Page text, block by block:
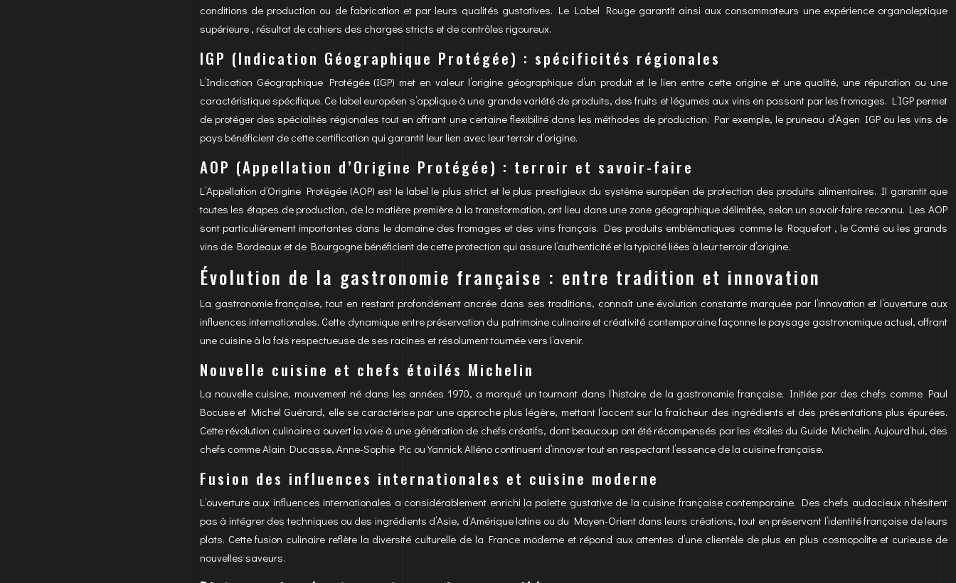
conditions de production ou de fabrication et par leurs qualités gustatives. Le Label Rouge garantit ainsi aux consommateurs une expérience organoleptique
supérieure , résultat de cahiers des charges stricts et de contrôles rigoureux.
IGP (Indication Géographique Protégée) : spécificités régionales
L’Indication Géographique Protégée (IGP) met en valeur l’origine géographique d’un produit et le lien entre cette origine et une qualité, une réputation ou une
caractéristique spécifique. Ce label européen s’applique à une grande variété de produits, des fruits et légumes aux vins en passant par les fromages. L’IGP permet
de protéger des spécialités régionales tout en offrant une certaine flexibilité dans les méthodes de production. Par exemple, le pruneau d’Agen IGP ou les vins de
pays bénéficient de cette certification qui garantit leur lien avec leur terroir d’origine.
AOP (Appellation d’Origine Protégée) : terroir et savoir-faire
L’Appellation d’Origine Protégée (AOP) est le label le plus strict et le plus prestigieux du système européen de protection des produits alimentaires. Il garantit que
toutes les étapes de production, de la matière première à la transformation, ont lieu dans une zone géographique délimitée, selon un savoir-faire reconnu. Les AOP
sont particulièrement importantes dans le domaine des fromages et des vins français. Des produits emblématiques comme le Roquefort , le Comté ou les grands
vins de Bordeaux et de Bourgogne bénéficient de cette protection qui assure l’authenticité et la typicité liées à leur terroir d’origine.
Évolution de la gastronomie française : entre tradition et innovation
La gastronomie française, tout en restant profondément ancrée dans ses traditions, connaît une évolution constante marquée par l’innovation et l’ouverture aux
influences internationales. Cette dynamique entre préservation du patrimoine culinaire et créativité contemporaine façonne le paysage gastronomique actuel, offrant
une cuisine à la fois respectueuse de ses racines et résolument tournée vers l’avenir.
Nouvelle cuisine et chefs étoilés Michelin
La nouvelle cuisine, mouvement né dans les années 1970, a marqué un tournant dans l’histoire de la gastronomie française. Initiée par des chefs comme Paul
Bocuse et Michel Guérard, elle se caractérise par une approche plus légère, mettant l’accent sur la fraîcheur des ingrédients et des présentations plus épurées.
Cette révolution culinaire a ouvert la voie à une génération de chefs créatifs, dont beaucoup ont été récompensés par les étoiles du Guide Michelin. Aujourd’hui, des
chefs comme Alain Ducasse, Anne-Sophie Pic ou Yannick Alléno continuent d’innover tout en respectant l’essence de la cuisine française.
Fusion des influences internationales et cuisine moderne
L’ouverture aux influences internationales a considérablement enrichi la palette gustative de la cuisine française contemporaine. Des chefs audacieux n’hésitent
pas à intégrer des techniques ou des ingrédients d’Asie, d’Amérique latine ou du Moyen-Orient dans leurs créations, tout en préservant l’identité française de leurs
plats. Cette fusion culinaire reflète la diversité culturelle de la France moderne et répond aux attentes d’une clientèle de plus en plus cosmopolite et curieuse de
nouvelles saveurs.